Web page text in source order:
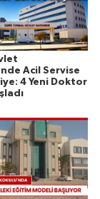
Acil Servise
4 Yeni Doktor